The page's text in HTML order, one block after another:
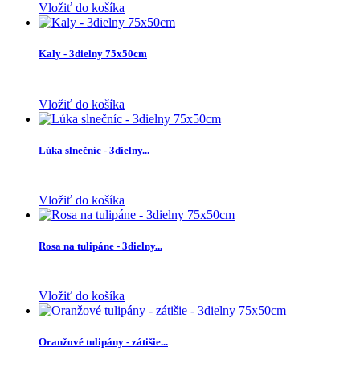
Vložiť do košíka
Kaly - 3dielny 75x50cm
Vložiť do košíka
Lúka slnečníc - 3dielny...
Vložiť do košíka
Rosa na tulipáne - 3dielny...
Vložiť do košíka
Oranžové tulipány - zátišie...